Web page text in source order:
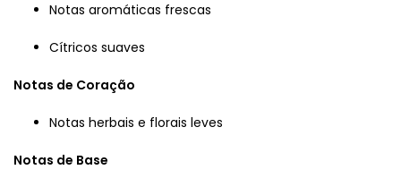
Notas aromáticas frescas
Cítricos suaves
Notas de Coração
Notas herbais e florais leves
Notas de Base